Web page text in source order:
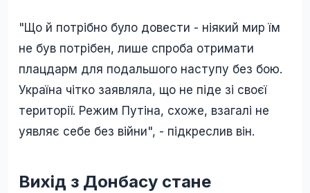
"Що й потрібно було довести - ніякий мир їм
не був потрібен, лише спроба отримати
плацдарм для подальшого наступу без бою.
Україна чітко заявляла, що не піде зі своєї
території. Режим Путіна, схоже, взагалі не
уявляє себе без війни", - підкреслив він.
Вихід з Донбасу стане